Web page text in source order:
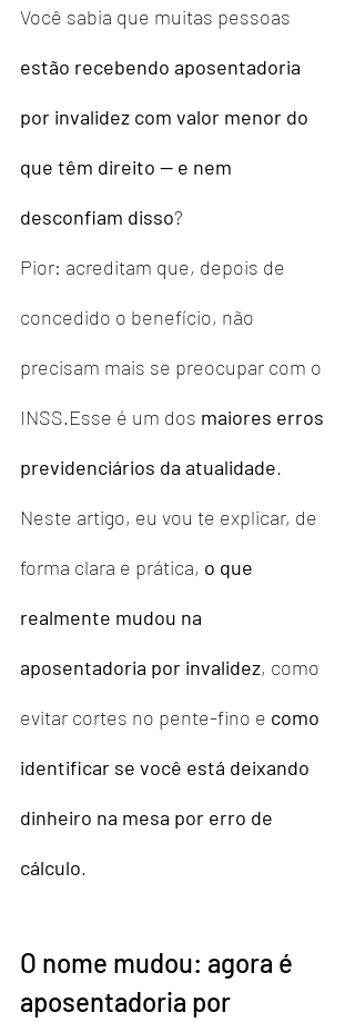
Você sabia que muitas pessoas
estão recebendo aposentadoria
por invalidez com valor menor do
que têm direito — e nem
desconfiam disso?
Pior: acreditam que, depois de
concedido o benefício, não
precisam mais se preocupar com o
INSS.Esse é um dos maiores erros
previdenciários da atualidade.
Neste artigo, eu vou te explicar, de
forma clara e prática, o que
realmente mudou na
aposentadoria por invalidez, como
evitar cortes no pente-fino e como
identificar se você está deixando
dinheiro na mesa por erro de
cálculo.
O nome mudou: agora é
aposentadoria por